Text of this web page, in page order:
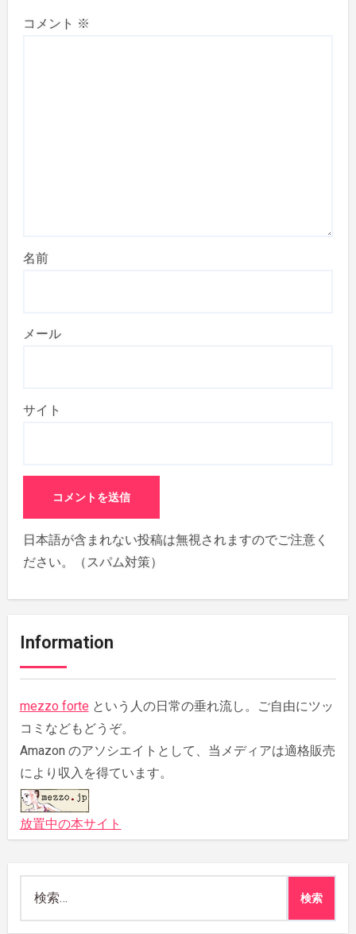
コメント ※
名前
メール
サイト
日本語が含まれない投稿は無視されますのでご注意く
ださい。（スパム対策）
Information
mezzo forte という人の日常の垂れ流し。ご自由にツッ
コミなどもどうぞ。
Amazon のアソシエイトとして、当メディアは適格販売
により収入を得ています。
放置中の本サイト